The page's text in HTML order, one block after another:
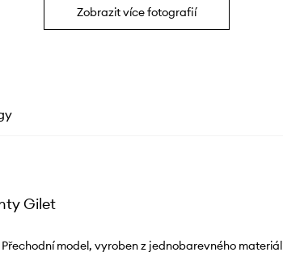
Zobrazit více fotografií
Gilet
model, vyroben z jednobarevného